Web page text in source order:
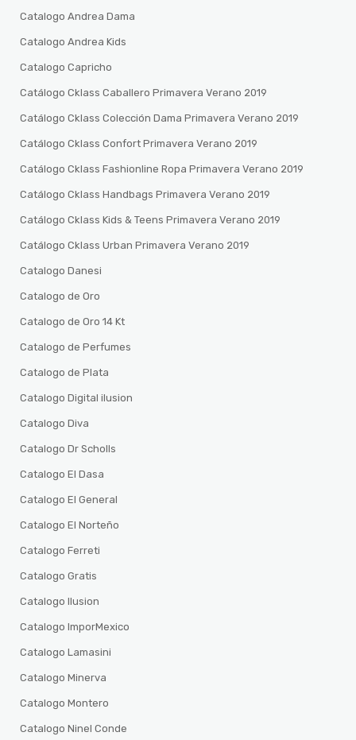
Catalogo Andrea Dama
Catalogo Andrea Kids
Catalogo Capricho
Catálogo Cklass Caballero Primavera Verano 2019
Catálogo Cklass Colección Dama Primavera Verano 2019
Catálogo Cklass Confort Primavera Verano 2019
Catálogo Cklass Fashionline Ropa Primavera Verano 2019
Catálogo Cklass Handbags Primavera Verano 2019
Catálogo Cklass Kids & Teens Primavera Verano 2019
Catálogo Cklass Urban Primavera Verano 2019
Catalogo Danesi
Catalogo de Oro
Catalogo de Oro 14 Kt
Catalogo de Perfumes
Catalogo de Plata
Catalogo Digital ilusion
Catalogo Diva
Catalogo Dr Scholls
Catalogo El Dasa
Catalogo El General
Catalogo El Norteño
Catalogo Ferreti
Catalogo Gratis
Catalogo Ilusion
Catalogo ImporMexico
Catalogo Lamasini
Catalogo Minerva
Catalogo Montero
Catalogo Ninel Conde